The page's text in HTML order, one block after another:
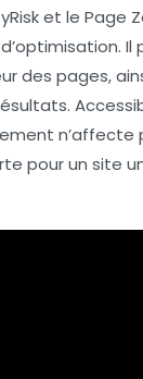
et le Page
des pages,
n’affecte
pour un site